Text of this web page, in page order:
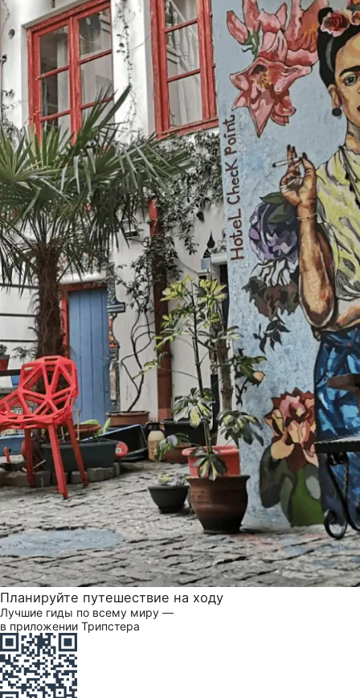
Планируйте путешествие на ходу
Лучшие гиды по всему миру —
в приложении Трипстера